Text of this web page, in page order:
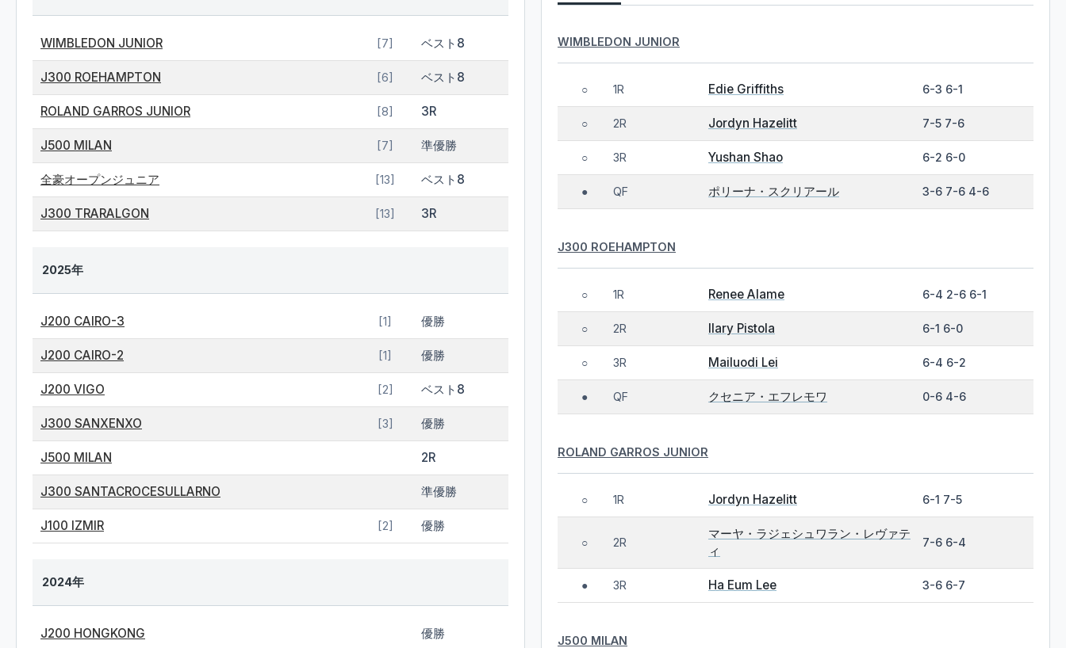
WIMBLEDON JUNIOR [7] ベスト8
J300 ROEHAMPTON [6] ベスト8
ROLAND GARROS JUNIOR [8] 3R
J500 MILAN [7] 準優勝
全豪オープンジュニア [13] ベスト8
J300 TRARALGON [13] 3R
2025年
J200 CAIRO-3 [1] 優勝
J200 CAIRO-2 [1] 優勝
J200 VIGO [2] ベスト8
J300 SANXENXO [3] 優勝
J500 MILAN 2R
J300 SANTACROCESULLARNO 準優勝
J100 IZMIR [2] 優勝
2024年
J200 HONGKONG 優勝
WIMBLEDON JUNIOR
○ 1R Edie Griffiths 6-3 6-1
○ 2R Jordyn Hazelitt 7-5 7-6
○ 3R Yushan Shao 6-2 6-0
● QF ポリーナ・スクリアール 3-6 7-6 4-6
J300 ROEHAMPTON
○ 1R Renee Alame 6-4 2-6 6-1
○ 2R Ilary Pistola 6-1 6-0
○ 3R Mailuodi Lei 6-4 6-2
● QF クセニア・エフレモワ 0-6 4-6
ROLAND GARROS JUNIOR
○ 1R Jordyn Hazelitt 6-1 7-5
○ 2R
マーヤ・ラジェシュワラン・レヴァテ
ィ
7-6 6-4
● 3R Ha Eum Lee 3-6 6-7
J500 MILAN